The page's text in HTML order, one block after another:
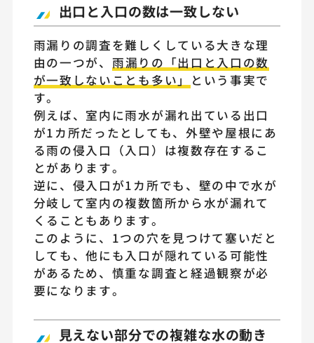
出口と入口の数は一致しない
雨漏りの調査を難しくしている大きな理
由の一つが、 雨漏りの「出口と入口の数
が一致しないことも多い」
という事実で
す。
例えば、室内に雨水が漏れ出ている出口
が1カ所だったとしても、外壁や屋根にあ
る雨の侵入口（入口）は複数存在するこ
とがあります。
逆に、侵入口が1カ所でも、壁の中で水が
分岐して室内の複数箇所から水が漏れて
くることもあります。
このように、1つの穴を見つけて塞いだと
しても、他にも入口が隠れている可能性
があるため、慎重な調査と経過観察が必
要になります。
見えない部分での複雑な水の動き